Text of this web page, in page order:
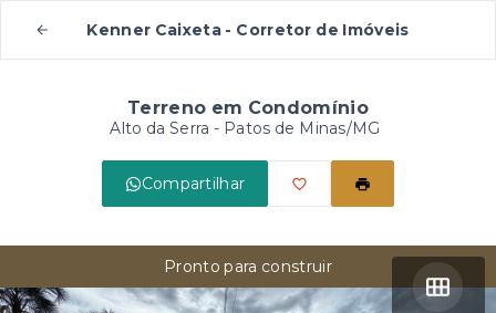
Kenner Caixeta - Corretor de Imóveis
Terreno em Condomínio
Alto da Serra - Patos de Minas/MG
Compartilhar
Pronto para construir